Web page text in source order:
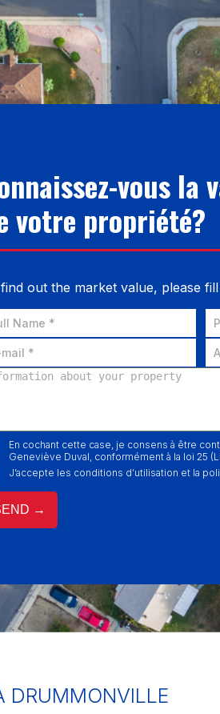
vous la
votre propriété?
out the market value, please
En cochant cette case, je consens à être
Geneviève Duval, conformément à la loi 25
J’accepte les conditions d’utilisation et la
DRUMMONVILLE